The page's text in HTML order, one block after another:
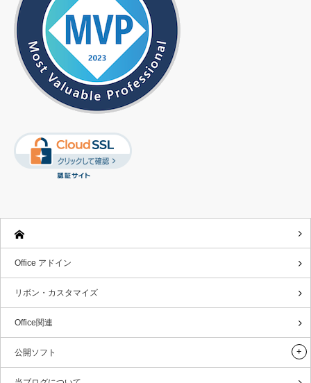
Office アドイン
リボン・カスタマイズ
Office関連
公開ソフト